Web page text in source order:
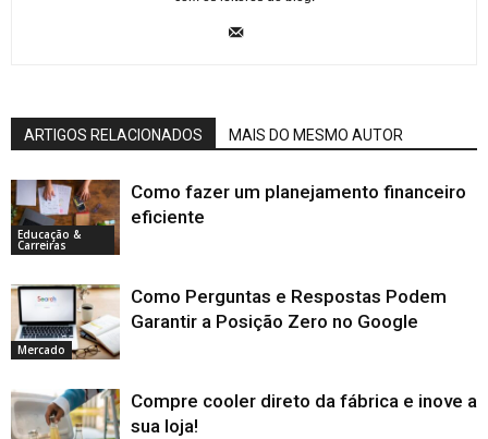
ARTIGOS RELACIONADOS MAIS DO MESMO AUTOR
Educação &
Carreiras
Como fazer um planejamento financeiro
eficiente
Mercado
Como Perguntas e Respostas Podem
Garantir a Posição Zero no Google
Compre cooler direto da fábrica e inove a
sua loja!